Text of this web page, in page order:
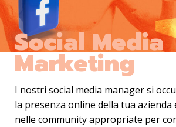
Social Media
Marketing
I nostri social media manager si
la presenza online della tua azienda
nelle community appropriate per